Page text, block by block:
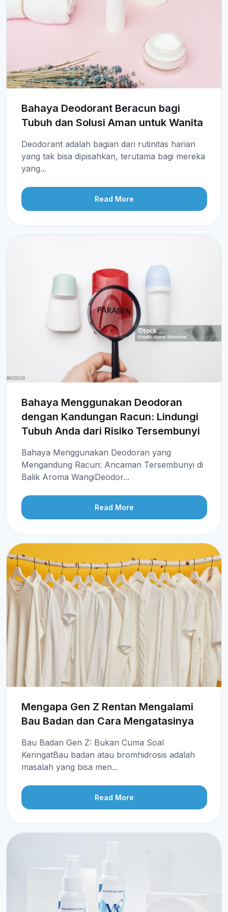
Bahaya Deodorant Beracun bagi
Tubuh dan Solusi Aman untuk Wanita
Deodorant adalah bagian dari rutinitas harian
yang tak bisa dipisahkan, terutama bagi mereka
yang...
Read More
Bahaya Menggunakan Deodoran
dengan Kandungan Racun: Lindungi
Tubuh Anda dari Risiko Tersembunyi
Bahaya Menggunakan Deodoran yang
Mengandung Racun: Ancaman Tersembunyi di
Balik Aroma WangiDeodor...
Read More
Mengapa Gen Z Rentan Mengalami
Bau Badan dan Cara Mengatasinya
Bau Badan Gen Z: Bukan Cuma Soal
KeringatBau badan atau bromhidrosis adalah
masalah yang bisa men...
Read More